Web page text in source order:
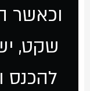
וכאשר
שקט,
להכנס